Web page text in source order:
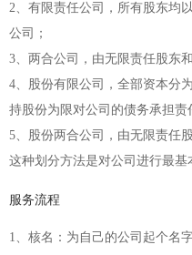
2、有限责任公司，所有股东均
公司；
3、两合公司，由无限责任股东
4、股份有限公司，全部资本分
持股份为限对公司的债务承担责
5、股份两合公司，由无限责任
这种划分方法是对公司进行最基
服务流程
1、核名：为自己的公司起个名